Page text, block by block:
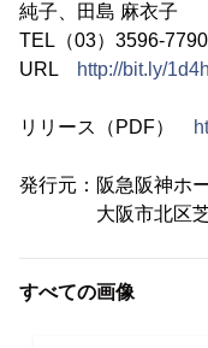
純子、田島 麻衣子
TEL（03）3596-
URL
http://bit.ly/
リリース（PDF）
発行元：阪急阪神ホ
大阪市北区芝
すべての画像